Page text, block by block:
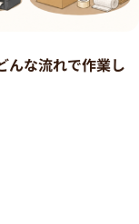
んな流れで作業し